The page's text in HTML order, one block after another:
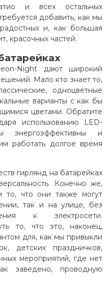
и всех остальных
добавить, как мы
и, как большая
красочных частей.
Night дают широкий
Мало кто знает то,
одноцветные
варианты с как бы
цветами. Обратите
использованию LED-
энергоэффективны и
работать долгое время
гирлянд на батарейках
Конечно же,
что они также могут
так и на улице, без
к электросети.
то, что это, наконец,
для, как мы привыкли
детских праздничков,
мероприятий, где нет
заведено, проводную